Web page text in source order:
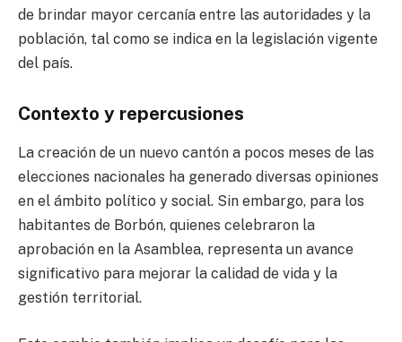
de brindar mayor cercanía entre las autoridades y la
población, tal como se indica en la legislación vigente
del país.
Contexto y repercusiones
La creación de un nuevo cantón a pocos meses de las
elecciones nacionales ha generado diversas opiniones
en el ámbito político y social. Sin embargo, para los
habitantes de Borbón, quienes celebraron la
aprobación en la Asamblea, representa un avance
significativo para mejorar la calidad de vida y la
gestión territorial.